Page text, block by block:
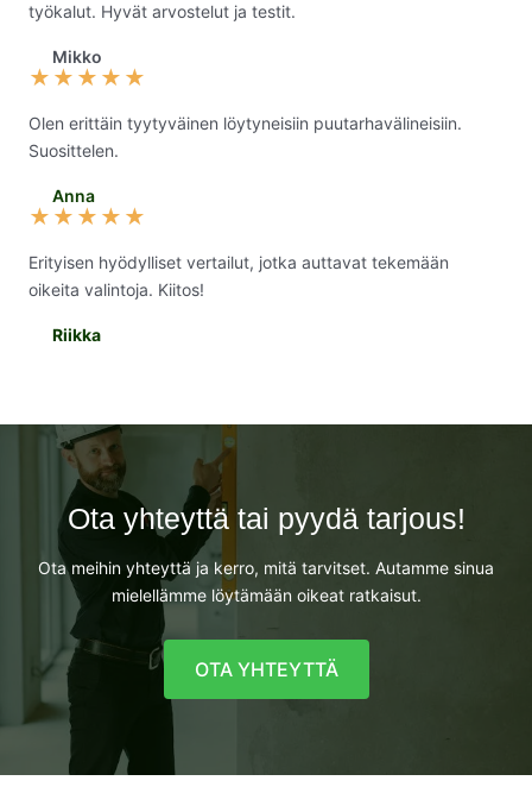
työkalut. Hyvät arvostelut ja testit.
Mikko
★ ★ ★ ★ ★
Olen erittäin tyytyväinen löytyneisiin puutarhavälineisiin.
Suosittelen.
Anna
★ ★ ★ ★ ★
Erityisen hyödylliset vertailut, jotka auttavat tekemään
oikeita valintoja. Kiitos!
Riikka
Ota yhteyttä tai pyydä tarjous!
Ota meihin yhteyttä ja kerro, mitä tarvitset. Autamme sinua
mielellämme löytämään oikeat ratkaisut.
OTA YHTEYTTÄ